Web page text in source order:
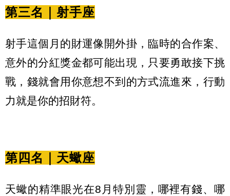
第三名｜射手座
射手這個月的財運像開外掛，臨時的合作案、
意外的分紅獎金都可能出現，只要勇敢接下挑
戰，錢就會用你意想不到的方式流進來，行動
力就是你的招財符。
第四名｜天蠍座
天蠍的精準眼光在8月特別靈，哪裡有錢、哪